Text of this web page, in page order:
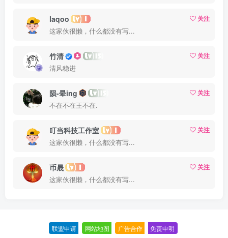
laqoo
关注
这家伙很懒，什么都没有写...
竹清
关注
清风稳进
陨-晕ing
关注
不在不在王不在.
叮当科技工作室
关注
这家伙很懒，什么都没有写...
币晟
关注
这家伙很懒，什么都没有写...
联盟申请 网站地图 广告合作 免责申明